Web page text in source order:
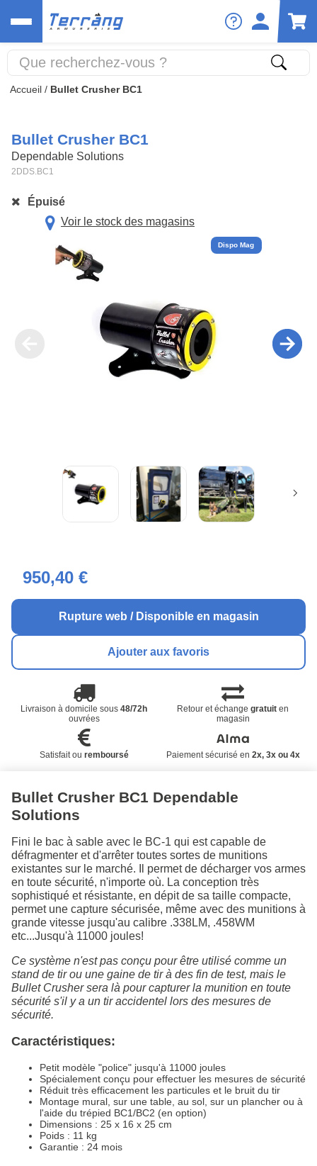
Accueil / Bullet Crusher BC1
Bullet Crusher BC1
Dependable Solutions
2DDS.BC1
Épuisé
Voir le stock des magasins
Dispo Mag
950,40 €
Rupture web / Disponible en magasin
Ajouter aux favoris
Livraison à domicile sous48/72h
ouvrées
Retour et échangegratuit en
magasin
Satisfait ou remboursé Paiement sécurisé en 2x, 3x ou 4x
Bullet Crusher BC1 Dependable
Solutions
Fini le bac à sable avec le BC-1 qui est capable de
défragmenter et d'arrêter toutes sortes de munitions
existantes sur le marché. Il permet de décharger vos armes
en toute sécurité, n'importe où. La conception très
sophistiqué et résistante, en dépit de sa taille compacte,
permet une capture sécurisée, même avec des munitions à
grande vitesse jusqu'au calibre .338LM, .458WM
etc...Jusqu'à 11000 joules!
Ce système n'est pas conçu pour être utilisé comme un
stand de tir ou une gaine de tir à des fin de test, mais le
Bullet Crusher sera là pour capturer la munition en toute
sécurité s'il y a un tir accidentel lors des mesures de
sécurité.
Caractéristiques:
Petit modèle "police" jusqu'à 11000 joules
Spécialement conçu pour effectuer les mesures de sécurité
Réduit très efficacement les particules et le bruit du tir
Montage mural, sur une table, au sol, sur un plancher ou à
l'aide du trépied BC1/BC2 (en option)
Dimensions : 25 x 16 x 25 cm
Poids : 11 kg
Garantie : 24 mois